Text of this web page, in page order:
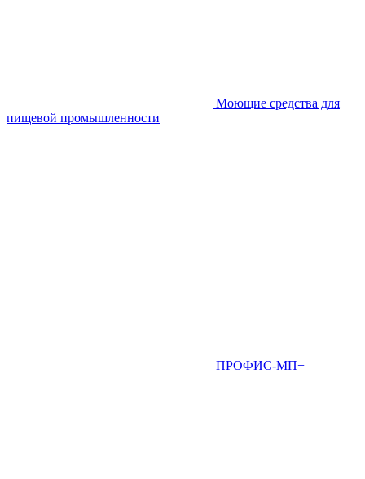
Моющие средства для
пищевой промышленности
ПРОФИС-МП+